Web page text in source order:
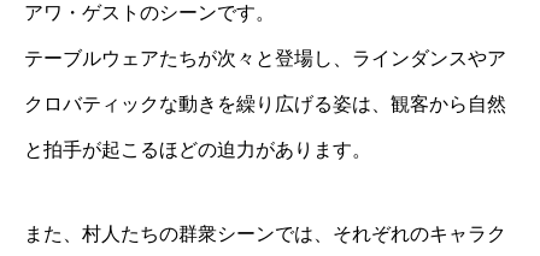
アワ・ゲストのシーンです。
テーブルウェアたちが次々と登場し、ラインダンスやア
クロバティックな動きを繰り広げる姿は、観客から自然
と拍手が起こるほどの迫力があります。
また、村人たちの群衆シーンでは、それぞれのキャラク